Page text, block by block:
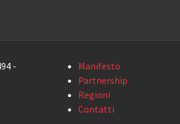
-
Manifesto
Partnership
Regioni
Contatti